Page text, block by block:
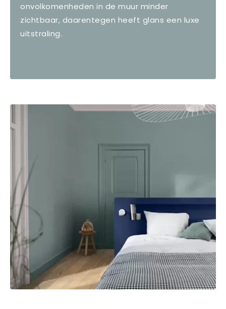
onvolkomenheden in de muur minder
zichtbaar, daarentegen heeft glans een luxe
uitstraling.